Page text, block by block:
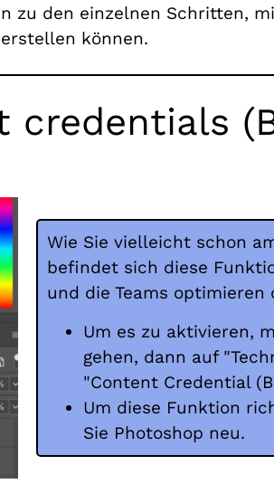
zu den einzelnen Schritten,
können.
credentials
Wie Sie vielleicht schon
befindet sich diese
und die Teams
Um es zu aktivieren,
gehen, dann auf
"Content Credential
Um diese Funktion
Sie Photoshop neu.